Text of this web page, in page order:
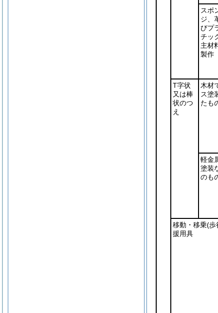
スポ
ジ、
びプ
チッ
主材
製作
T字状
又は棒
状のつ
え
木材
ス塗
たも
軽金
塗装
のも
移動・移乗(歩
援用具